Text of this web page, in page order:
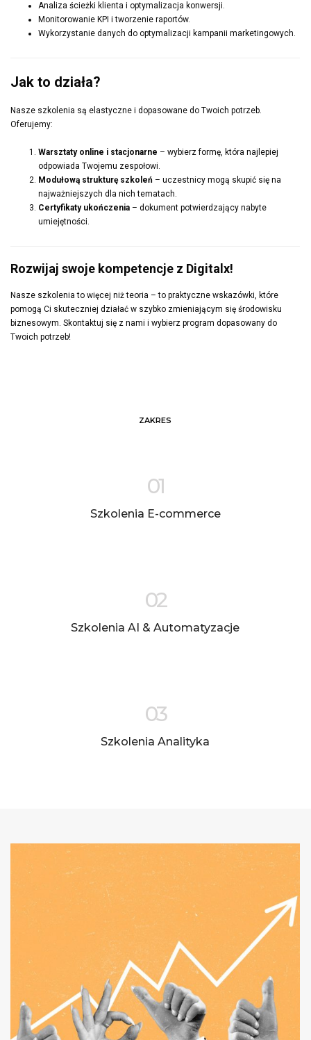
Analiza ścieżki klienta i optymalizacja konwersji.
Monitorowanie KPI i tworzenie raportów.
Wykorzystanie danych do optymalizacji kampanii marketingowych.
Jak to działa?
Nasze szkolenia są elastyczne i dopasowane do Twoich potrzeb.
Oferujemy:
Warsztaty online i stacjonarne – wybierz formę, która najlepiej
odpowiada Twojemu zespołowi.
Modułową strukturę szkoleń – uczestnicy mogą skupić się na
najważniejszych dla nich tematach.
Certyfikaty ukończenia – dokument potwierdzający nabyte
umiejętności.
Rozwijaj swoje kompetencje z Digitalx!
Nasze szkolenia to więcej niż teoria – to praktyczne wskazówki, które
pomogą Ci skuteczniej działać w szybko zmieniającym się środowisku
biznesowym. Skontaktuj się z nami i wybierz program dopasowany do
Twoich potrzeb!
ZAKRES
01
Szkolenia E-commerce
02
Szkolenia AI & Automatyzacje
03
Szkolenia Analityka